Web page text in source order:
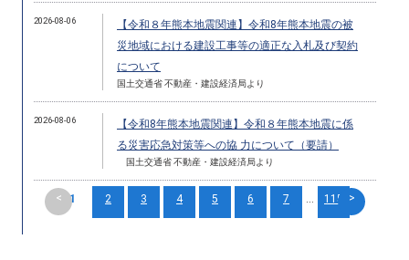
2026-08-06
【令和８年熊本地震関連】令和8年熊本地震の被
災地域における建設工事等の適正な入札及び契約
について
国土交通省 不動産・建設経済局より
2026-08-06
【令和8年熊本地震関連】令和８年熊本地震に係
る災害応急対策等への協 力について（要請）
国土交通省 不動産・建設経済局より
< 1 2 3 4 5 6 7 ... 115 >